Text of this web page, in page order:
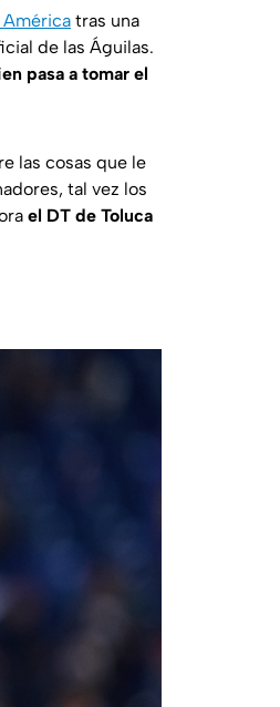
tras una
de las Águilas.
pasa a tomar el
las cosas que le
tal vez los
el DT de Toluca